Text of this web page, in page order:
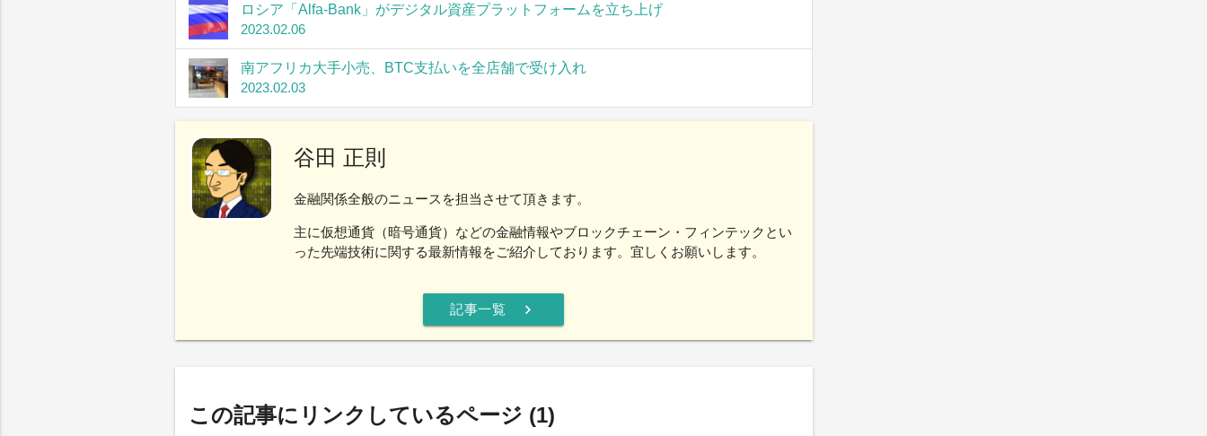
ロシア「Alfa-Bank」がデジタル資産プラットフォームを立ち上げ
2023.02.06
南アフリカ大手小売、BTC支払いを全店舗で受け入れ
2023.02.03
谷田 正則
金融関係全般のニュースを担当させて頂きます。
主に仮想通貨（暗号通貨）などの金融情報やブロックチェーン・フィンテックとい
った先端技術に関する最新情報をご紹介しております。宜しくお願いします。
記事一覧 chevron_right
この記事にリンクしているページ (1)